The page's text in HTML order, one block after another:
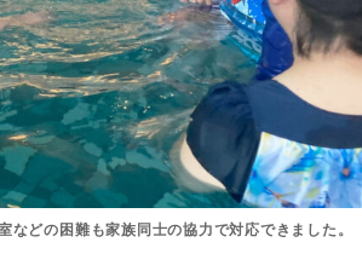
どの困難も家族同士の協力で対応できました。